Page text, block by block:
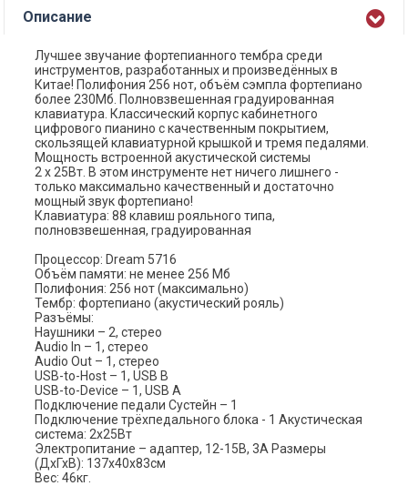
Описание
Лучшее звучание фортепианного тембра среди
инструментов, разработанных и произведённых в
Китае! Полифония 256 нот, объём сэмпла фортепиано
более 230Мб. Полновзвешенная градуированная
клавиатура. Классический корпус кабинетного
цифрового пианино с качественным покрытием,
скользящей клавиатурной крышкой и тремя педалями.
Мощность встроенной акустической системы
2 х 25Вт. В этом инструменте нет ничего лишнего -
только максимально качественный и достаточно
мощный звук фортепиано!
Клавиатура: 88 клавиш рояльного типа,
полновзвешенная, градуированная
Процессор: Dream 5716
Объём памяти: не менее 256 Мб
Полифония: 256 нот (максимально)
Тембр: фортепиано (акустический рояль)
Разъёмы:
Наушники – 2, стерео
Audio In – 1, стерео
Audio Out – 1, стерео
USB-to-Host – 1, USB B
USB-to-Device – 1, USB A
Подключение педали Сустейн – 1
Подключение трёхпедального блока - 1 Акустическая
система: 2х25Вт
Электропитание – адаптер, 12-15В, 3А Размеры
(ДхГхВ): 137х40х83см
Вес: 46кг.